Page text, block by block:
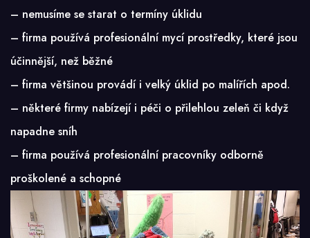
– nemusíme se starat o termíny úklidu
– firma používá profesionální mycí prostředky, které jsou
účinnější, než běžné
– firma většinou provádí i velký úklid po malířích apod.
– některé firmy nabízejí i péči o přilehlou zeleň či když
napadne sníh
– firma používá profesionální pracovníky odborně
proškolené a schopné